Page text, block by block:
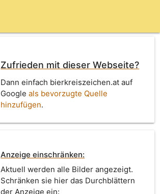
Zufrieden mit dieser Webseite?
Dann einfach bierkreiszeichen.at auf
Googleals bevorzugte Quelle
hinzufügen.
Anzeige einschränken:
Aktuell werden alle Bilder angezeigt.
Schränken sie hier das Durchblättern
der Anzeige ein: